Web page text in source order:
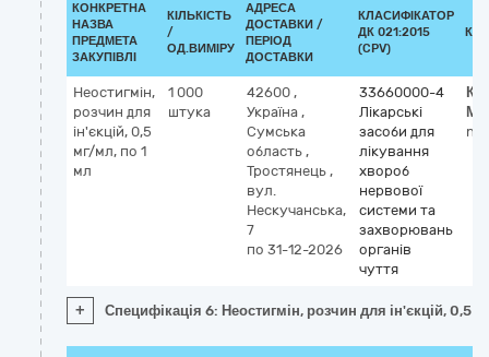
КОНКРЕТНА
НАЗВА
ПРЕДМЕТА
ЗАКУПІВЛІ
КІЛЬКІСТЬ
/
ОД.ВИМІРУ
АДРЕСА
ДОСТАВКИ /
ПЕРІОД
ДОСТАВКИ
КЛАСИФІКАТОР
ДК 021:2015
(CPV)
Неостигмін,
розчин для
ін'єкцій, 0,5
мг/мл, по 1
мл
1 000
штука
42600 ,
Україна ,
Сумська
область ,
Тростянець ,
вул.
Нескучанська,
7
по 31-12-2026
33660000-4
Лікарські
засоби для
лікування
хвороб
нервової
системи та
захворювань
органів
чуття
+ Специфікація 6: Неостигмін, розчин для ін'єкцій, 0,5